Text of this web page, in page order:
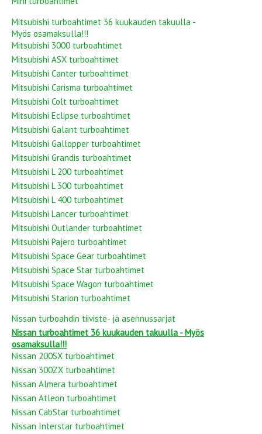
Mitsubishi turboahtimet 36 kuukauden takuulla -
Myös osamaksulla!!!
Mitsubishi 3000 turboahtimet
Mitsubishi ASX turboahtimet
Mitsubishi Canter turboahtimet
Mitsubishi Carisma turboahtimet
Mitsubishi Colt turboahtimet
Mitsubishi Eclipse turboahtimet
Mitsubishi Galant turboahtimet
Mitsubishi Gallopper turboahtimet
Mitsubishi Grandis turboahtimet
Mitsubishi L 200 turboahtimet
Mitsubishi L 300 turboahtimet
Mitsubishi L 400 turboahtimet
Mitsubishi Lancer turboahtimet
Mitsubishi Outlander turboahtimet
Mitsubishi Pajero turboahtimet
Mitsubishi Space Gear turboahtimet
Mitsubishi Space Star turboahtimet
Mitsubishi Space Wagon turboahtimet
Mitsubishi Starion turboahtimet
Nissan turboahdin tiiviste- ja asennussarjat
Nissan turboahtimet 36 kuukauden takuulla - Myös
osamaksulla!!!
Nissan 200SX turboahtimet
Nissan 300ZX turboahtimet
Nissan Almera turboahtimet
Nissan Atleon turboahtimet
Nissan CabStar turboahtimet
Nissan Interstar turboahtimet